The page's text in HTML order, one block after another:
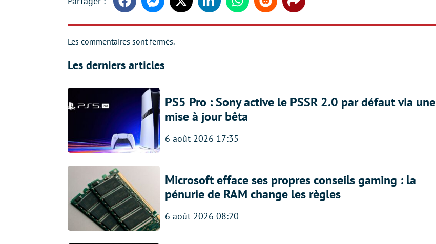
FacebookMessengerTwitter LinkedinWhatsappReddit Share
Les commentaires sont fermés.
Les derniers articles
PS5 Pro : Sony active le PSSR 2.0 par défaut via une
mise à jour bêta
6 août 2026 17:35
Microsoft efface ses propres conseils gaming : la
pénurie de RAM change les règles
6 août 2026 08:20